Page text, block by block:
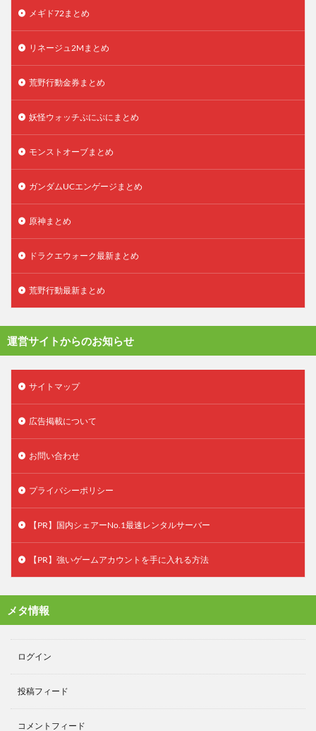
メギド72まとめ
リネージュ2Mまとめ
荒野行動金券まとめ
妖怪ウォッチぷにぷにまとめ
モンストオーブまとめ
ガンダムUCエンゲージまとめ
原神まとめ
ドラクエウォーク最新まとめ
荒野行動最新まとめ
運営サイトからのお知らせ
サイトマップ
広告掲載について
お問い合わせ
プライバシーポリシー
【PR】国内シェアーNo.1最速レンタルサーバー
【PR】強いゲームアカウントを手に入れる方法
メタ情報
ログイン
投稿フィード
コメントフィード